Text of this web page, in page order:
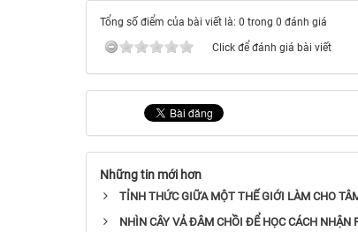
Tổng số điểm của bài viết là: 0 trong 0 đánh giá
Click để đánh giá bài viết
Những tin mới hơn
TỈNH THỨC GIỮA MỘT THẾ GIỚI LÀM CHO
NHÌN CÂY VẢ ĐÂM CHỒI ĐỂ HỌC CÁCH NHẬN